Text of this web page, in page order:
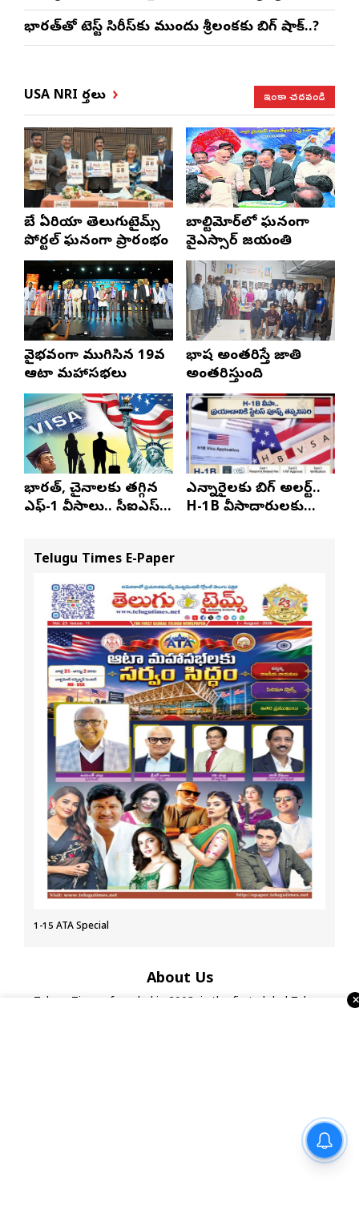
భారత్‌తో టెస్ట్ సిరీస్‌కు ముందు శ్రీలంకకు బిగ్ షాక్..?
USA NRI వార్తలు ఇంకా చదవండి
బే ఏరియా తెలుగుటైమ్స్
పోర్టల్ ఘనంగా ప్రారంభం
బాల్టిమోర్‌లో ఘనంగా
వైఎస్సార్‌ జయంతి
వైభవంగా ముగిసిన 19వ
ఆటా మహాసభలు
భాష అంతరిస్తే జాతి
అంతరిస్తుంది
భారత్, చైనాలకు తగ్గిన
ఎఫ్-1 వీసాలు.. సీఐఎస్
ఎన్నారైలకు బిగ్ అలర్ట్..
H-1B వీసాదారులకు
Telugu Times E-Paper
1-15 ATA Special
About Us
Telugu Times, founded in 2003, is the first global Telugu